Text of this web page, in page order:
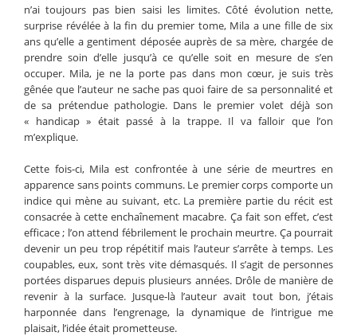
n’ai toujours pas bien saisi les limites. Côté évolution nette,
surprise révélée à la fin du premier tome, Mila a une fille de six
ans qu’elle a gentiment déposée auprès de sa mère, chargée de
prendre soin d’elle jusqu’à ce qu’elle soit en mesure de s’en
occuper. Mila, je ne la porte pas dans mon cœur, je suis très
gênée que l’auteur ne sache pas quoi faire de sa personnalité et
de sa prétendue pathologie. Dans le premier volet déjà son
« handicap » était passé à la trappe. Il va falloir que l’on
m’explique.
Cette fois-ci, Mila est confrontée à une série de meurtres en
apparence sans points communs. Le premier corps comporte un
indice qui mène au suivant, etc. La première partie du récit est
consacrée à cette enchaînement macabre. Ça fait son effet, c’est
efficace ; l’on attend fébrilement le prochain meurtre. Ça pourrait
devenir un peu trop répétitif mais l’auteur s’arrête à temps. Les
coupables, eux, sont très vite démasqués. Il s’agit de personnes
portées disparues depuis plusieurs années. Drôle de manière de
revenir à la surface. Jusque-là l’auteur avait tout bon, j’étais
harponnée dans l’engrenage, la dynamique de l’intrigue me
plaisait, l’idée était prometteuse.